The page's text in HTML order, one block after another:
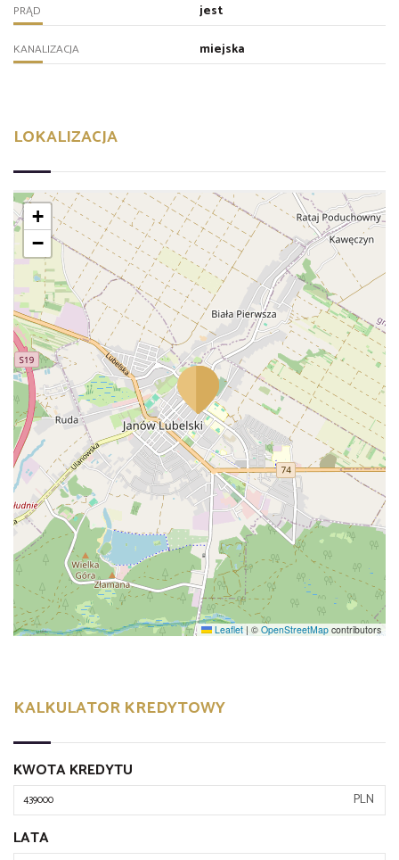
PRĄD jest
KANALIZACJA miejska
LOKALIZACJA
+
−
Leaflet | © OpenStreetMap contributors
KALKULATOR KREDYTOWY
KWOTA KREDYTU
PLN
LATA